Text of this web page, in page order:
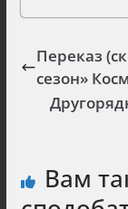
Переказ
сезон»
Вам